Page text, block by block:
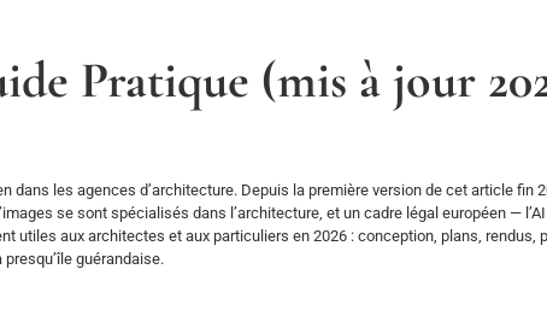
Pratique (mis à jour
dans les agences d’architecture. Depuis la première version de cet article fin
se sont spécialisés dans l’architecture, et un cadre légal européen —
utiles aux architectes et aux particuliers en 2026 : conception, plans, rendus,
guérandaise.